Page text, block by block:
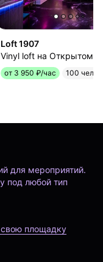
Loft 1907
Vinyl loft на Открытом
от 3 950 ₽/час 100 чел.
для мероприятий.
под любой тип
свою площадку